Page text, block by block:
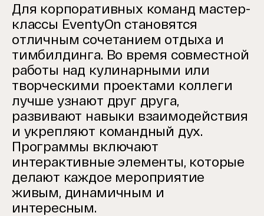
Для корпоративных команд мастер-
классы EventyOn становятся
отличным сочетанием отдыха и
тимбилдинга. Во время совместной
работы над кулинарными или
творческими проектами коллеги
лучше узнают друг друга,
развивают навыки взаимодействия
и укрепляют командный дух.
Программы включают
интерактивные элементы, которые
делают каждое мероприятие
живым, динамичным и
интересным.